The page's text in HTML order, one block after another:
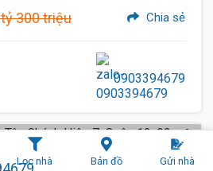
Lọc nhà Bản đồ Gửi nhà
300 triệu Chia sẻ
0903394679